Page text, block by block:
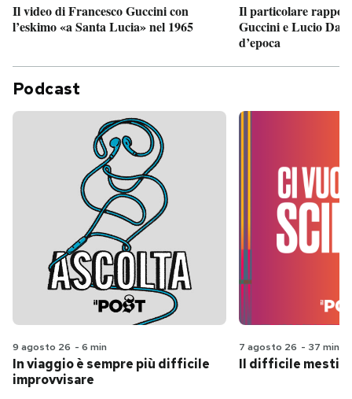
Il video di Francesco Guccini con
l’eskimo «a Santa Lucia» nel 1965
Il particolare
Guccini e Lucio
d’epoca
Podcast
9 agosto 26 - 6 min
In viaggio è sempre più difficile
improvvisare
7 agosto 26 - 37 min
Il difficile